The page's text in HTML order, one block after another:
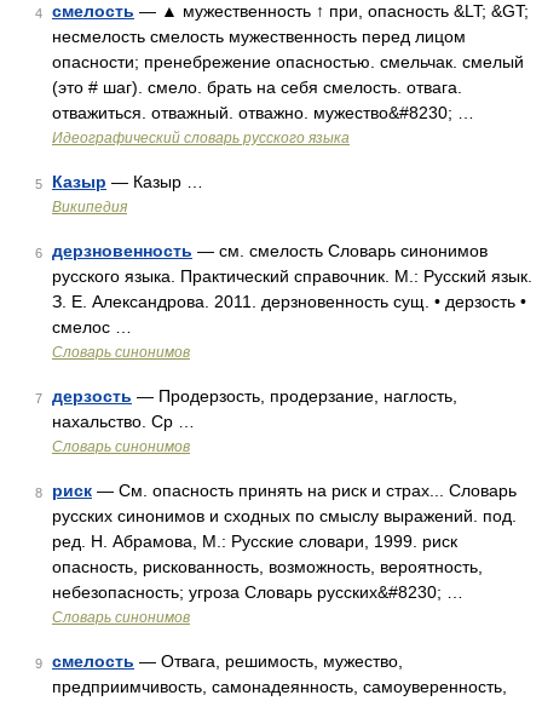
4 смелость — ▲ мужественность ↑ при, опасность &LT; &GT;
несмелость смелость мужественность перед лицом
опасности; пренебрежение опасностью. смельчак. смелый
(это # шаг). смело. брать на себя смелость. отвага.
отважиться. отважный. отважно. мужество&#8230; …
Идеографический словарь русского языка
5 Казыр — Казыр …
Википедия
6 дерзновенность — см. смелость Словарь синонимов
русского языка. Практический справочник. М.: Русский язык.
З. Е. Александрова. 2011. дерзновенность сущ. • дерзость •
смелос …
Словарь синонимов
7 дерзость — Продерзость, продерзание, наглость,
нахальство. Ср …
Словарь синонимов
8 риск — См. опасность принять на риск и страх... Словарь
русских синонимов и сходных по смыслу выражений. под.
ред. Н. Абрамова, М.: Русские словари, 1999. риск
опасность, рискованность, возможность, вероятность,
небезопасность; угроза Словарь русских&#8230; …
Словарь синонимов
9 смелость — Отвага, решимость, мужество,
предприимчивость, самонадеянность, самоуверенность,